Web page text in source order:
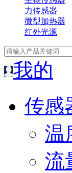
力传感器
微型加热器
红外光源
我的
传感
温
流